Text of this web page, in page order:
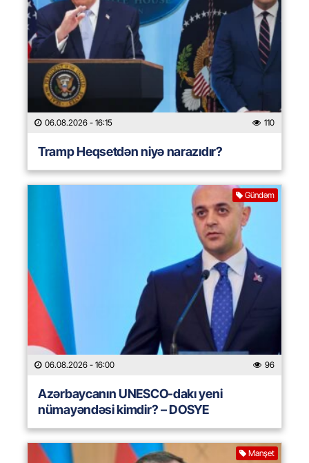
06.08.2026 - 16:15 110
Tramp Heqsetdən niyə narazıdır?
Gündəm
06.08.2026 - 16:00 96
Azərbaycanın UNESCO-dakı yeni
nümayəndəsi kimdir? – DOSYE
Manşet